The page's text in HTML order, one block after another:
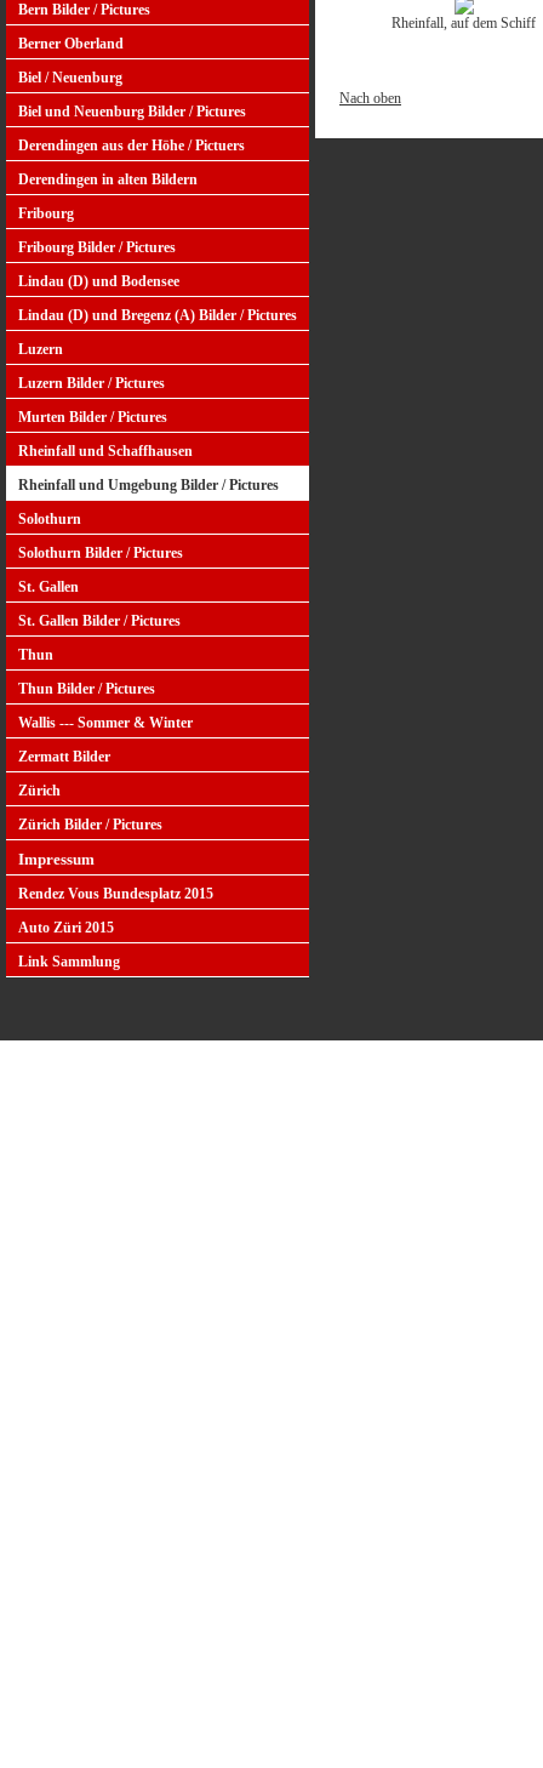
Bern Bilder / Pictures
Berner Oberland
Biel / Neuenburg
Biel und Neuenburg Bilder / Pictures
Derendingen aus der Höhe / Pictuers
Derendingen in alten Bildern
Fribourg
Fribourg Bilder / Pictures
Lindau (D) und Bodensee
Lindau (D) und Bregenz (A) Bilder / Pictures
Luzern
Luzern Bilder / Pictures
Murten Bilder / Pictures
Rheinfall und Schaffhausen
Rheinfall und Umgebung Bilder / Pictures
Solothurn
Solothurn Bilder / Pictures
St. Gallen
St. Gallen Bilder / Pictures
Thun
Thun Bilder / Pictures
Wallis --- Sommer & Winter
Zermatt Bilder
Zürich
Zürich Bilder / Pictures
Impressum
Rendez Vous Bundesplatz 2015
Auto Züri 2015
Link Sammlung
Rheinfall, auf dem Schiff
Nach oben